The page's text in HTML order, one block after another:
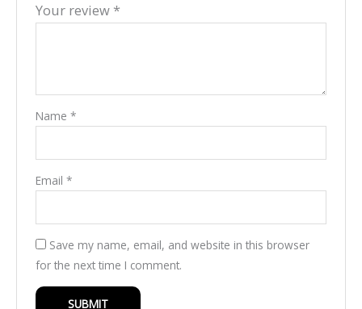
Your review *
Name *
Email *
Save my name, email, and website in this browser
for the next time I comment.